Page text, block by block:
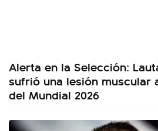
Alerta en la Selección:
sufrió una lesión muscular
del Mundial 2026